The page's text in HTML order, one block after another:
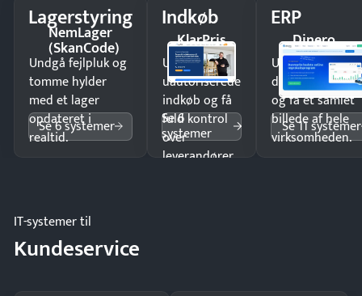
Lagerstyring
NemLager
(SkanCode)
Undgå fejlpluk og
tomme hylder
med et lager
opdateret i
realtid.
Se 6 systemer
Indkøb
KlarPris
Undgå
uautoriserede
indkøb og få
fuld kontrol
over
leverandører
Se 6
systemer
ERP
Dinero
Undgå
og få ét samlet
billede af hele
virksomheden.
Se 11 systemer
IT-systemer til
Kundeservice